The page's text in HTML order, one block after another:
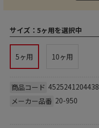
サイズ： 5ヶ用を選択中
5ヶ用 10ヶ用
商品コード 4525241204438
メーカー品番 20-950